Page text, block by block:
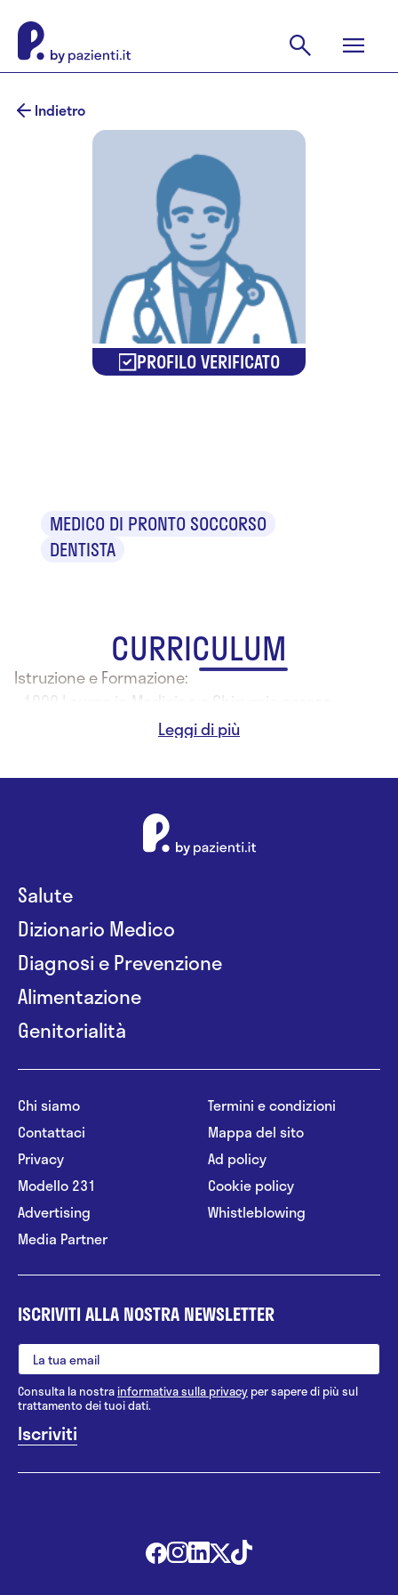
Indietro
PROFILO VERIFICATO
MEDICO DI PRONTO SOCCORSO
DENTISTA
CURRICULUM
Istruzione e Formazione:
- 1999 Laurea in Medicina e Chirurgia presso
l'Università degli Studi di Firenze
Salute
Dizionario Medico
Diagnosi e Prevenzione
Alimentazione
Genitorialità
Chi siamo
Contattaci
Privacy
Modello 231
Advertising
Media Partner
Termini e condizioni
Mappa del sito
Ad policy
Cookie policy
Whistleblowing
ISCRIVITI ALLA NOSTRA NEWSLETTER
Consulta la nostrainformativa sulla privacy per sapere di più sul
trattamento dei tuoi dati.